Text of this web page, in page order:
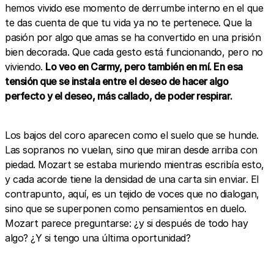
hemos vivido ese momento de derrumbe interno en el que
te das cuenta de que tu vida ya no te pertenece. Que la
pasión por algo que amas se ha convertido en una prisión
bien decorada. Que cada gesto está funcionando, pero no
viviendo. Lo veo en Carmy, pero también en mí. En esa
tensión que se instala entre el deseo de hacer algo
perfecto y el deseo, más callado, de poder respirar.
Los bajos del coro aparecen como el suelo que se hunde.
Las sopranos no vuelan, sino que miran desde arriba con
piedad. Mozart se estaba muriendo mientras escribía esto,
y cada acorde tiene la densidad de una carta sin enviar. El
contrapunto, aquí, es un tejido de voces que no dialogan,
sino que se superponen como pensamientos en duelo.
Mozart parece preguntarse: ¿y si después de todo hay
algo? ¿Y si tengo una última oportunidad?